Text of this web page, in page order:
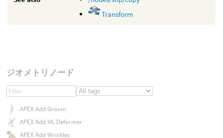
Transform
ジオメトリノード
APEX Add Groom
APEX Add ML Deformer
APEX Add Wrinkles